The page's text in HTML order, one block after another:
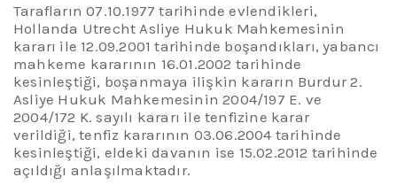
Tarafların 07.10.1977 tarihinde evlendikleri,
Hollanda Utrecht Asliye Hukuk Mahkemesinin
kararı ile 12.09.2001 tarihinde boşandıkları, yabancı
mahkeme kararının 16.01.2002 tarihinde
kesinleştiği, boşanmaya ilişkin kararın Burdur 2.
Asliye Hukuk Mahkemesinin 2004/197 E. ve
2004/172 K. sayılı kararı ile tenfizine karar
verildiği, tenfiz kararının 03.06.2004 tarihinde
kesinleştiği, eldeki davanın ise 15.02.2012 tarihinde
açıldığı anlaşılmaktadır.